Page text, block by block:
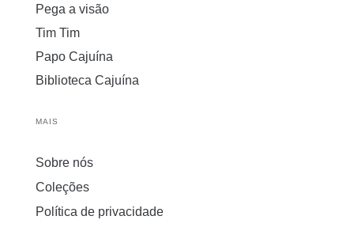
Pega a visão
Tim Tim
Papo Cajuína
Biblioteca Cajuína
MAIS
Sobre nós
Coleções
Política de privacidade